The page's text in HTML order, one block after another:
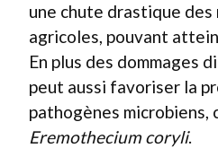
une chute drastique des
agricoles, pouvant
En plus des dommages
peut aussi favoriser la
pathogènes microbiens,
Eremothecium coryli.